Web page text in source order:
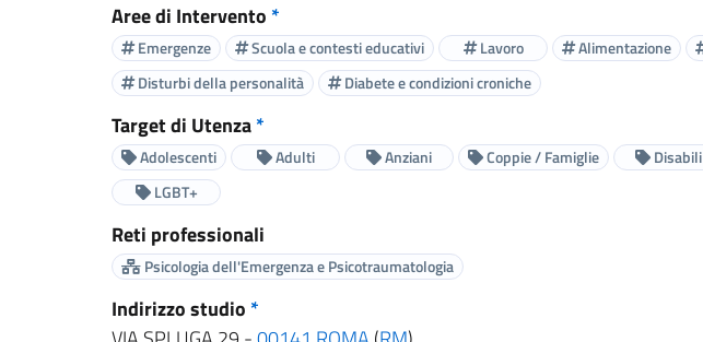
Aree di Intervento *
Emergenze Scuola e contesti educativi Lavoro Alimentazione
Disturbi della personalità
Diabete e condizioni croniche
Target di Utenza*
Adolescenti Adulti Anziani Coppie / Famiglie Disabili
LGBT+
Reti professionali
Psicologia dell'Emergenza e Psicotraumatologia
Indirizzo studio *